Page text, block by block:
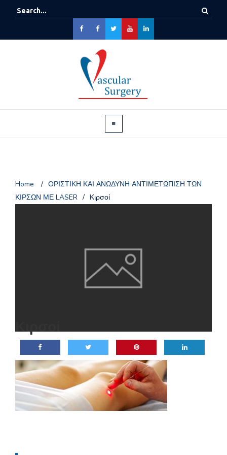
Home / ΟΡΙΣΤΙΚΗ ΚΑΙ ΑΝΩΔΥΝΗ ΑΝΤΙΜΕΤΩΠΙΣΗ ΤΩΝ
ΚΙΡΣΩΝ ΜΕ LASER / Κιρσοί
Κιρσοί